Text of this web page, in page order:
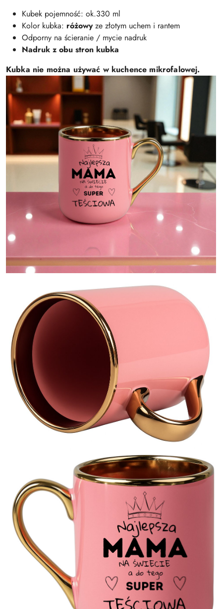
Kubek pojemność: ok.330 ml
Kolor kubka: różowyze złotym uchem i rantem
Odporny na ścieranie / mycie nadruk
Nadruk z obu stron kubka
Kubka nie można używać w kuchence mikrofalowej.